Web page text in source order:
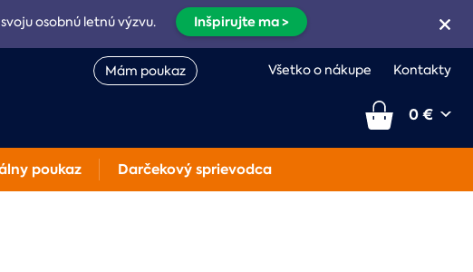
osobnú letnú výzvu. Inšpirujte ma >
Mám poukaz Všetko o nákupe Kontakty
0 €
poukaz Darčekový sprievodca